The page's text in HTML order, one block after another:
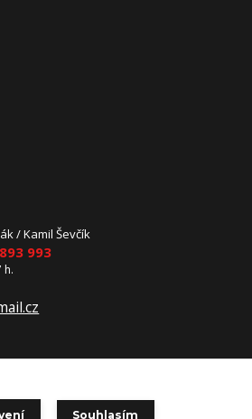
/ Kamil Ševčík
993
h.
Souhlasím